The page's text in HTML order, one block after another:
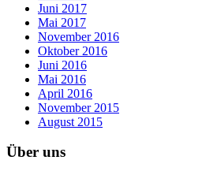
Juni 2017
Mai 2017
November 2016
Oktober 2016
Juni 2016
Mai 2016
April 2016
November 2015
August 2015
Über uns